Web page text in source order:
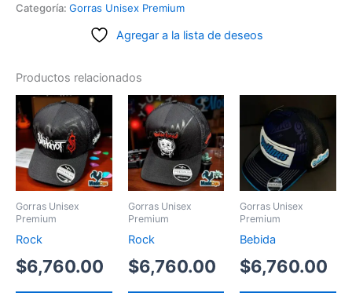
Destapador
Categoría: Gorras Unisex Premium
Agregar a la lista de deseos
Productos relacionados
Gorras Unisex
Premium
Rock
$6,760.00
Gorras Unisex
Premium
Rock
$6,760.00
Gorras Unisex
Premium
Bebida
$6,760.00